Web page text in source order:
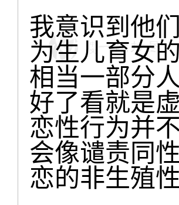
我意识到他
为生儿育女
相当一部分
好了看就是
恋性行为并
会像谴责同
恋的非生殖